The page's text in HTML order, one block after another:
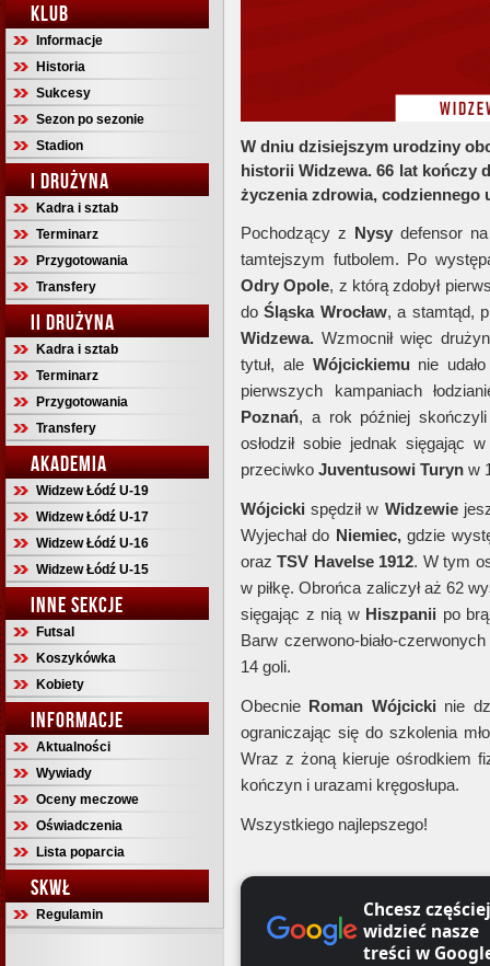
KLUB
Informacje
Historia
Sukcesy
Sezon po sezonie
Stadion
I DRUŻYNA
Kadra i sztab
Terminarz
Przygotowania
Transfery
II DRUŻYNA
Kadra i sztab
Terminarz
Przygotowania
Transfery
AKADEMIA
Widzew Łódź U-19
Widzew Łódź U-17
Widzew Łódź U-16
Widzew Łódź U-15
INNE SEKCJE
Futsal
Koszykówka
Kobiety
INFORMACJE
Aktualności
Wywiady
Oceny meczowe
Oświadczenia
Lista poparcia
SKWŁ
Regulamin
W dniu dzisiejszym urodziny
historii Widzewa. 66 lat kończy
życzenia zdrowia, codziennego
Pochodzący z Nysy defensor
tamtejszym futbolem. Po
Odry Opole, z którą zdobył
doŚląska Wrocław, a stamtąd,
Widzewa. Wzmocnił więc
tytuł, ale Wójcickiemu nie
pierwszych kampaniach
Poznań, a rok później
osłodził sobie jednak sięgając
przeciwko Juventusowi Turyn w
Wójcicki spędził w Widzewie
Wyjechał do Niemiec,gdzie
orazTSV Havelse 1912. W tym
w piłkę. Obrońca zaliczył aż 62
sięgając z nią w Hiszpanii po
Barw czerwono-biało-
14 goli.
Obecnie Roman Wójcicki nie
ograniczając się do szkolenia
Wraz z żoną kieruje ośrodkiem
kończyn i urazami kręgosłupa.
Wszystkiego najlepszego!
Chcesz częściej
widzieć nasze
treści w